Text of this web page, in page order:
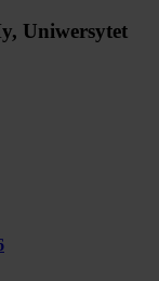
Uniwersytet